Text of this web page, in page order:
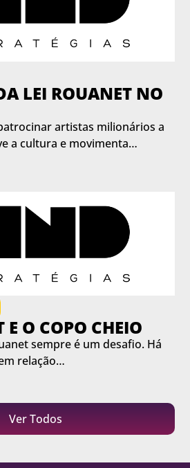
LEI ROUANET NO
artistas milionários a
a cultura e movimenta…
E O COPO CHEIO
sempre é um desafio. Há
relação…
Ver Todos